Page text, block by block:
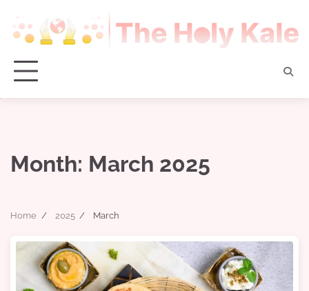
content
Month: March 2025
Home 2025 March